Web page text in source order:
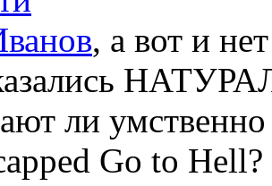
, а вот и
ли
Go to Hell?